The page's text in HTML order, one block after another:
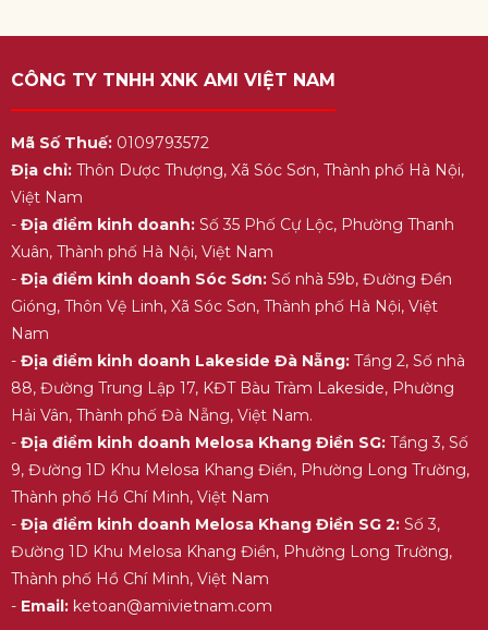
CÔNG TY TNHH XNK AMI VIỆT NAM
Mã Số Thuế:0109793572
Địa chỉ:Thôn Dược Thượng, Xã Sóc Sơn, Thành phố Hà Nội,
Việt Nam
- Địa điểm kinh doanh:Số 35 Phố Cự Lộc, Phường Thanh
Xuân, Thành phố Hà Nội, Việt Nam
- Địa điểm kinh doanh Sóc Sơn:Số nhà 59b, Đường Đền
Gióng, Thôn Vệ Linh, Xã Sóc Sơn, Thành phố Hà Nội, Việt
Nam
- Địa điểm kinh doanh Lakeside Đà Nẵng:Tầng 2, Số nhà
88, Đường Trung Lập 17, KĐT Bàu Tràm Lakeside, Phường
Hải Vân, Thành phố Đà Nẵng, Việt Nam.
- Địa điểm kinh doanh Melosa Khang Điền SG:Tầng 3, Số
9, Đường 1D Khu Melosa Khang Điền, Phường Long Trường,
Thành phố Hồ Chí Minh, Việt Nam
- Địa điểm kinh doanh Melosa Khang Điền SG 2:Số 3,
Đường 1D Khu Melosa Khang Điền, Phường Long Trường,
Thành phố Hồ Chí Minh, Việt Nam
- Email:ketoan@amivietnam.com